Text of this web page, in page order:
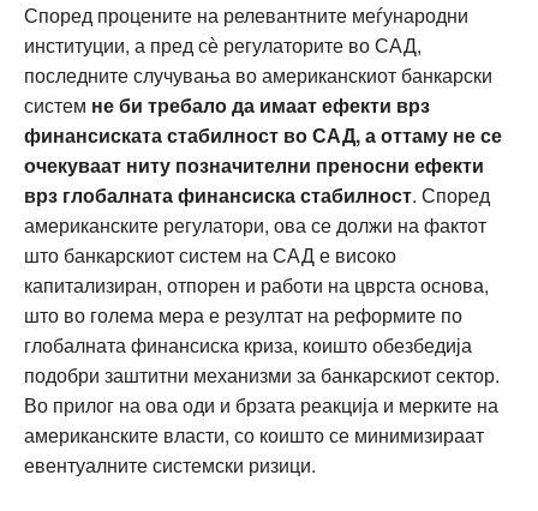
Според процените на релевантните меѓународни
институции, а пред сѐ регулаторите во САД,
последните случувања во американскиот банкарски
систем не би требало да имаат ефекти врз
финансиската стабилност во САД, а оттаму не се
очекуваат ниту позначителни преносни ефекти
врз глобалната финансиска стабилност. Според
американските регулатори, ова се должи на фактот
што банкарскиот систем на САД е високо
капитализиран, отпорен и работи на цврста основа,
што во голема мера е резултат на реформите по
глобалната финансиска криза, коишто обезбедија
подобри заштитни механизми за банкарскиот сектор.
Во прилог на ова оди и брзата реакција и мерките на
американските власти, со коишто се минимизираат
евентуалните системски ризици.